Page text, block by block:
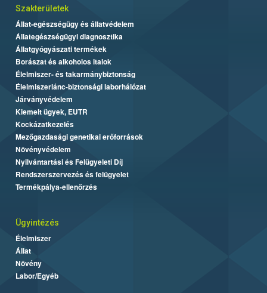
Szakterületek
Állat-egészségügy és állatvédelem
Állategészségügyi diagnosztika
Állatgyógyászati termékek
Borászat és alkoholos italok
Élelmiszer- és takarmánybiztonság
Élelmiszerlánc-biztonsági laborhálózat
Járványvédelem
Kiemelt ügyek, EUTR
Kockázatkezelés
Mezőgazdasági genetikai erőforrások
Növényvédelem
Nyilvántartási és Felügyeleti Díj
Rendszerszervezés és felügyelet
Termékpálya-ellenőrzés
Ügyintézés
Élelmiszer
Állat
Növény
Labor/Egyéb